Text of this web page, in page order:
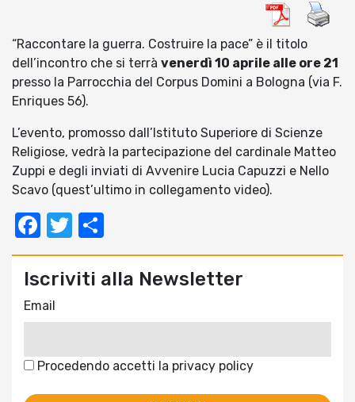
“Raccontare la guerra. Costruire la pace” è il titolo
dell’incontro che si terrà venerdì 10 aprile alle ore 21
presso la Parrocchia del Corpus Domini a Bologna (via F.
Enriques 56).
L’evento, promosso dall’Istituto Superiore di Scienze
Religiose, vedrà la partecipazione del cardinale Matteo
Zuppi e degli inviati di Avvenire Lucia Capuzzi e Nello
Scavo (quest’ultimo in collegamento video).
Facebook
Twitter
Iscriviti alla Newsletter
Email
Procedendo accetti la privacy policy